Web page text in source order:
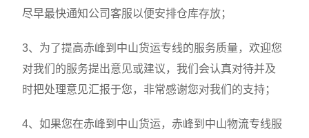
尽早最快通知公司客服以便安排仓库存放；
3、为了提高赤峰到中山货运专线的服务质量，欢迎您
对我们的服务提出意见或建议，我们会认真对待并及
时把处理意见汇报于您，非常感谢您对我们的支持；
4、如果您在赤峰到中山货运，赤峰到中山物流专线服